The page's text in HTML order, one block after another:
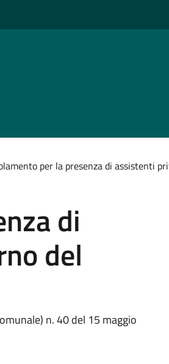
per la presenza di assistenti
di
del
n. 40 del 15 maggio